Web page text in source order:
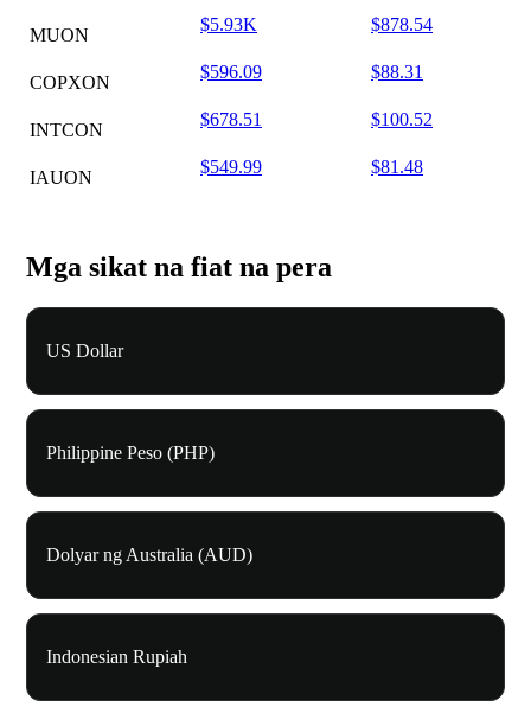
MUON
$5.93K $878.54
COPXON
$596.09 $88.31
INTCON
$678.51 $100.52
IAUON
$549.99 $81.48
Mga sikat na fiat na pera
US Dollar
Philippine Peso (PHP)
Dolyar ng Australia (AUD)
Indonesian Rupiah